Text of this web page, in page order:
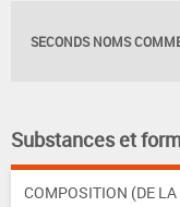
SECONDS NOMS
Substances et
COMPOSITION (DE